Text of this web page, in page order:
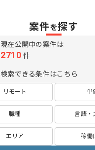
案件を探す
現在公開中の案件は
2710 件
検索できる条件はこちら
リモート 単
職種 言語・
エリア 稼働